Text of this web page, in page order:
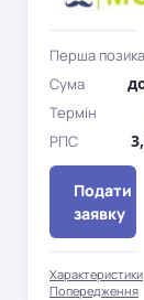
Перша позика
Сума
Термін
РПС
Подати
заявку
Характеристики
Попередження